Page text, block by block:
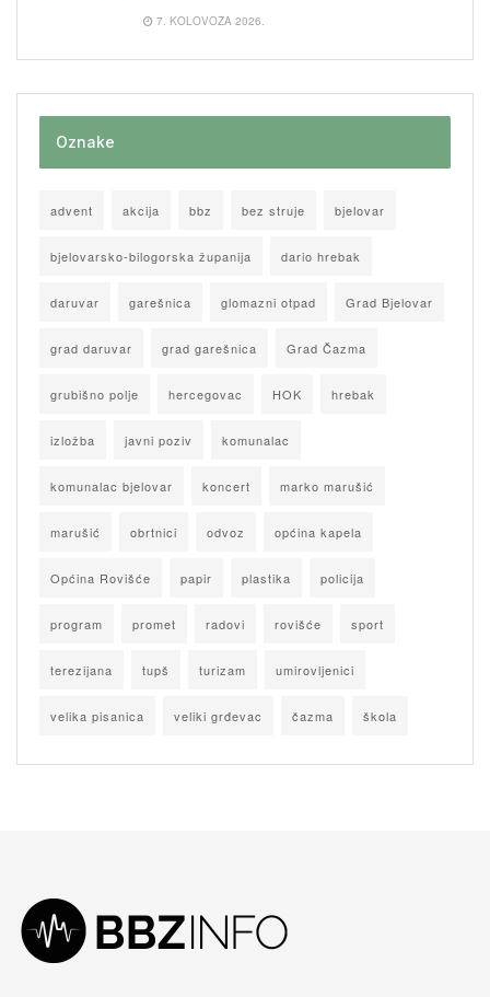
7. KOLOVOZA 2026.
Oznake
advent akcija bbz bez struje bjelovar
bjelovarsko-bilogorska županija dario hrebak
daruvar garešnica glomazni otpad Grad Bjelovar
grad daruvar grad garešnica Grad Čazma
grubišno polje hercegovac HOK hrebak
izložba javni poziv komunalac
komunalac bjelovar koncert marko marušić
marušić obrtnici odvoz općina kapela
Općina Rovišće papir plastika policija
program promet radovi rovišće sport
terezijana tupš turizam umirovljenici
velika pisanica veliki grđevac čazma škola